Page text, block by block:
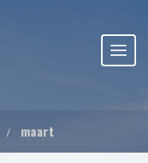
maart